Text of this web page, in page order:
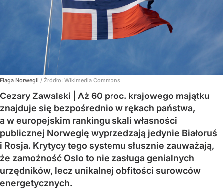
Flaga Norwegii / Źródło: Wikimedia Commons
Cezary Zawalski | Aż 60 proc. krajowego majątku
znajduje się bezpośrednio w rękach państwa,
a w europejskim rankingu skali własności
publicznej Norwegię wyprzedzają jedynie Białoruś
i Rosja. Krytycy tego systemu słusznie zauważają,
że zamożność Oslo to nie zasługa genialnych
urzędników, lecz unikalnej obfitości surowców
energetycznych.